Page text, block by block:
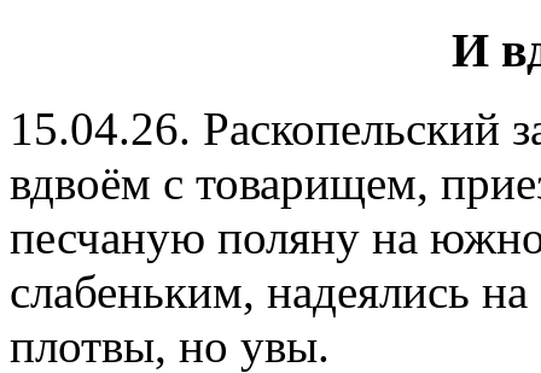
И
15.04.26. Раскопельский
вдвоём с товарищем,
песчаную поляну на
слабеньким, надеялись
плотвы, но увы.